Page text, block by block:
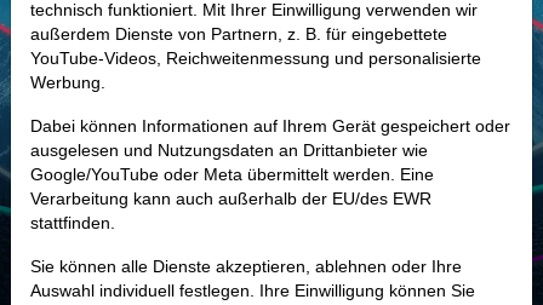
Realtime-Aktienkurs:
-
-
Marktkapitalisierung 44,37 Mrd. USD
Unternehmenswert 43,82 Mrd. USD
technisch funktioniert. Mit Ihrer Einwilligung verwenden wir
außerdem Dienste von Partnern, z. B. für eingebettete
YouTube-Videos, Reichweitenmessung und personalisierte
Werbung.
Dabei können Informationen auf Ihrem Gerät gespeichert oder
ausgelesen und Nutzungsdaten an Drittanbieter wie
Google/YouTube oder Meta übermittelt werden. Eine
Verarbeitung kann auch außerhalb der EU/des EWR
stattfinden.
Sie können alle Dienste akzeptieren, ablehnen oder Ihre
Auswahl individuell festlegen. Ihre Einwilligung können Sie